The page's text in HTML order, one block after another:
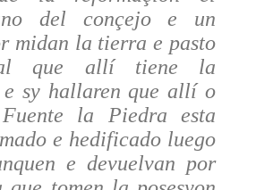
del conçejo e un
midan la tierra e pasto
que allí tiene la
e sy hallaren que allí o
la Piedra esta
e hedificado luego
e devuelvan por